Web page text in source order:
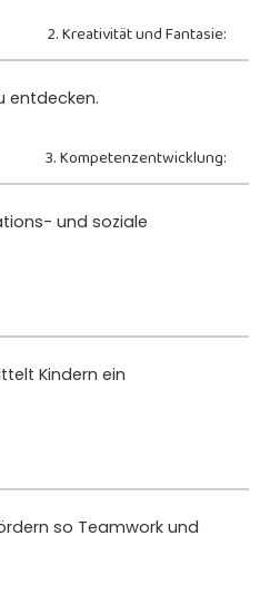
2. Kreativität und Fantasie:
entdecken.
3. Kompetenzentwicklung:
und soziale
Kindern ein
so Teamwork und